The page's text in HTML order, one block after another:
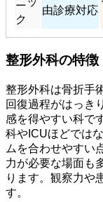
ク
由診療対応
整形外科の特徴
整形外科は骨折手
回復過程がはっき
感を得やすい科で
科やICUほどでは
ムを合わせやすい
力が必要な場面も
ります。観察力や
す。